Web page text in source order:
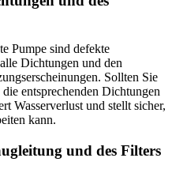
Pumpe sind defekte
Dichtungen und den
Sollten Sie
entsprechenden Dichtungen
Wasserverlust und stellt sicher,
kann.
und des Filters